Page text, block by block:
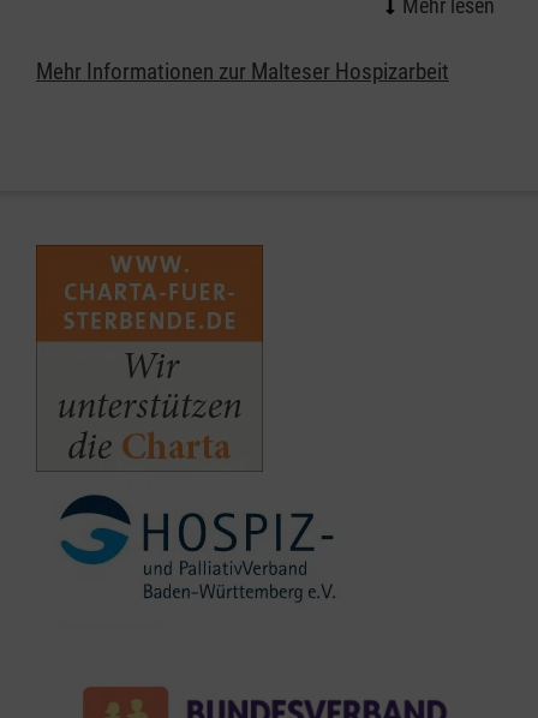
Schulungen gezielt auf ihre Aufgaben vorbereitet.
arbeitet mit regionalen Netzwerken sowie Kliniken
und Pflegediensten zusammen. Die Malteser
Hospizarbeit knüpft an die Tradition des
Malteserordens als erster Krankenpflegeorden an.
Heute bieten wir deutschlandweit an rund 40
Standorten ambulante Kinder- und
Jugendhospizdienste an. Unsere Arbeit orientiert
sich an den Richtlinien des Deutsche Hospiz- und
PalliativVerbandes (DHPV).
Mehr Informationen zur Malteser Hospizarbeit